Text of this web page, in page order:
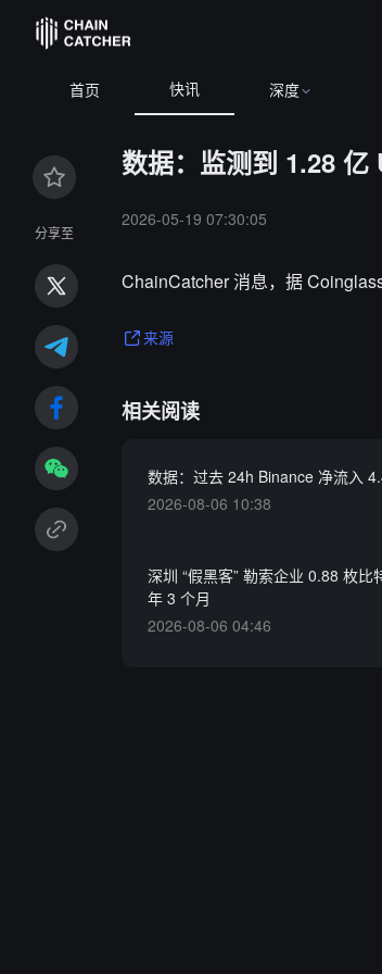
首页 快讯 深度
分享至
数据：监测到 1.28
2026-05-19 07:30:05
ChainCatcher 消息，据
来源
相关阅读
数据：过去 24h Binance 净流入
2026-08-06 10:38
深圳 “假黑客” 勒索企业 0.88 枚
年 3 个月
2026-08-06 04:46